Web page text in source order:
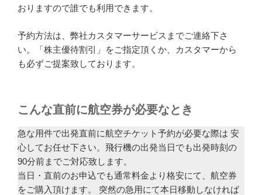
おりますので誰でも利用できます。
予約方法は、弊社カスタマーサービスまでご連絡下さ
い。「株主優待割引」をご指定頂くか、カスタマーから
も必ずご提案致しております。
こんな直前に航空券が必要なとき
急な用件で出発直前に航空チケット予約が必要な際は 安
心してお任せ下さい。飛行機の出発当日でも出発時刻の
90分前までご対応致します。
当日・直前のお申込でも通常料金より格安にて、航空券
をご購入頂けます。 突然の急用にて本日移動しなければ